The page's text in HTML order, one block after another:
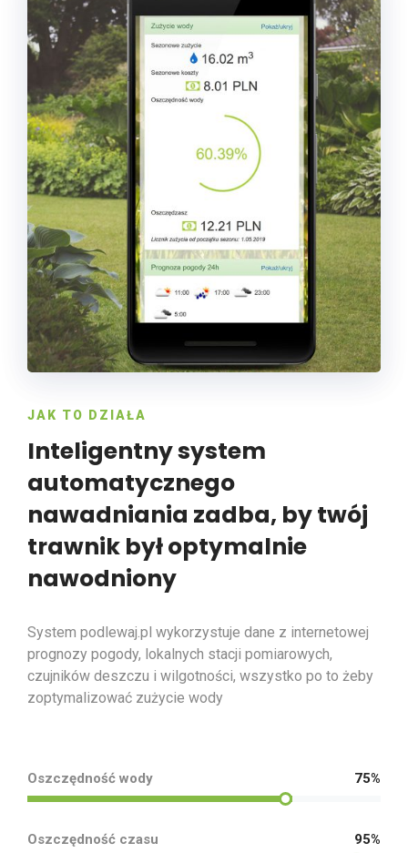
JAK TO DZIAŁA
Inteligentny system
automatycznego
nawadniania zadba, by twój
trawnik był optymalnie
nawodniony
System podlewaj.pl wykorzystuje dane z internetowej
prognozy pogody, lokalnych stacji pomiarowych,
czujników deszczu i wilgotności, wszystko po to żeby
zoptymalizować zużycie wody
Oszczędność wody 75%
Oszczędność czasu 95%